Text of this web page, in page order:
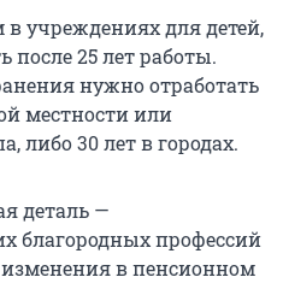
учреждениях для детей,
после 25 лет работы.
нужно отработать
местности или
либо 30 лет в городах.
деталь —
благородных профессий
в пенсионном